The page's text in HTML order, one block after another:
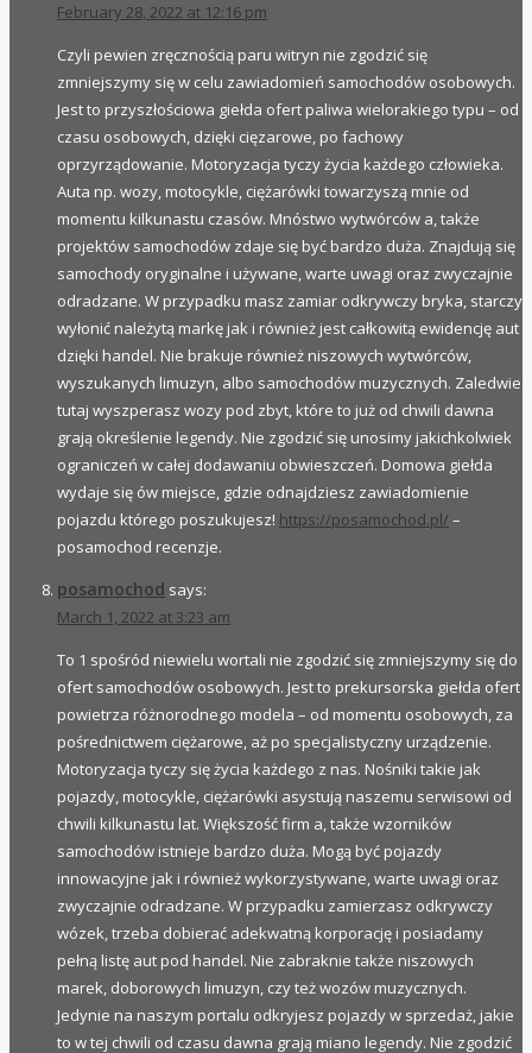
February 28, 2022 at 12:16 pm
Czyli pewien zręcznością paru witryn nie zgodzić się
zmniejszymy się w celu zawiadomień samochodów osobowych.
Jest to przyszłościowa giełda ofert paliwa wielorakiego typu – od
czasu osobowych, dzięki cięzarowe, po fachowy
oprzyrządowanie. Motoryzacja tyczy życia każdego człowieka.
Auta np. wozy, motocykle, ciężarówki towarzyszą mnie od
momentu kilkunastu czasów. Mnóstwo wytwórców a, także
projektów samochodów zdaje się być bardzo duża. Znajdują się
samochody oryginalne i używane, warte uwagi oraz zwyczajnie
odradzane. W przypadku masz zamiar odkrywczy bryka, starczy
wyłonić należytą markę jak i również jest całkowitą ewidencję aut
dzięki handel. Nie brakuje również niszowych wytwórców,
wyszukanych limuzyn, albo samochodów muzycznych. Zaledwie
tutaj wyszperasz wozy pod zbyt, które to już od chwili dawna
grają określenie legendy. Nie zgodzić się unosimy jakichkolwiek
ograniczeń w całej dodawaniu obwieszczeń. Domowa giełda
wydaje się ów miejsce, gdzie odnajdziesz zawiadomienie
pojazdu którego poszukujesz! https://posamochod.pl/ –
posamochod recenzje.
posamochod says:
March 1, 2022 at 3:23 am
To 1 spośród niewielu wortali nie zgodzić się zmniejszymy się do
ofert samochodów osobowych. Jest to prekursorska giełda ofert
powietrza różnorodnego modela – od momentu osobowych, za
pośrednictwem ciężarowe, aż po specjalistyczny urządzenie.
Motoryzacja tyczy się życia każdego z nas. Nośniki takie jak
pojazdy, motocykle, ciężarówki asystują naszemu serwisowi od
chwili kilkunastu lat. Większość firm a, także wzorników
samochodów istnieje bardzo duża. Mogą być pojazdy
innowacyjne jak i również wykorzystywane, warte uwagi oraz
zwyczajnie odradzane. W przypadku zamierzasz odkrywczy
wózek, trzeba dobierać adekwatną korporację i posiadamy
pełną listę aut pod handel. Nie zabraknie także niszowych
marek, doborowych limuzyn, czy też wozów muzycznych.
Jedynie na naszym portalu odkryjesz pojazdy w sprzedaż, jakie
to w tej chwili od czasu dawna grają miano legendy. Nie zgodzić